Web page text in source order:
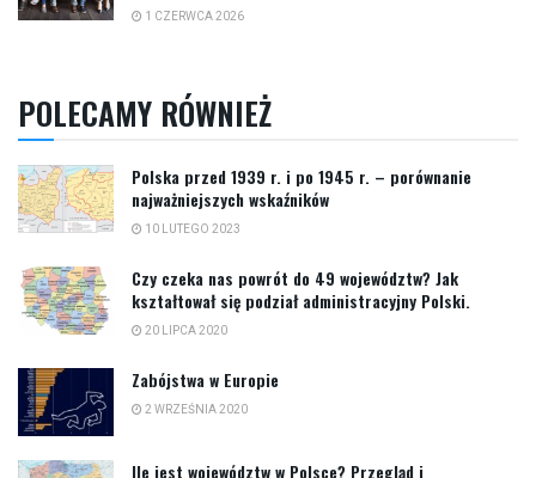
1 CZERWCA 2026
POLECAMY RÓWNIEŻ
Polska przed 1939 r. i po 1945 r. – porównanie
najważniejszych wskaźników
10 LUTEGO 2023
Czy czeka nas powrót do 49 województw? Jak
kształtował się podział administracyjny Polski.
20 LIPCA 2020
Zabójstwa w Europie
2 WRZEŚNIA 2020
Ile jest województw w Polsce? Przegląd i